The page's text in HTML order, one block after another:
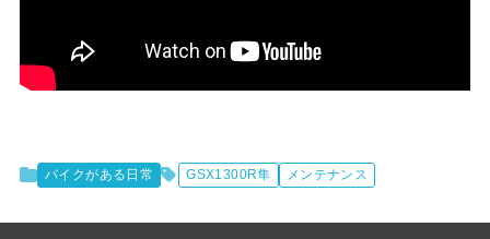
バイクがある日常 GSX1300R隼 メンテナンス